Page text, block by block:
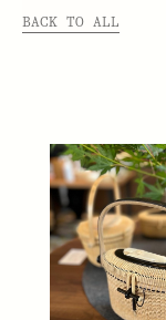
BACK TO ALL